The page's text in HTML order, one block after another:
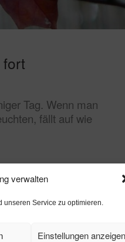
verwalten
Service zu optimieren.
Einstellungen anzeigen
Tag. Wenn man
fällt auf wie